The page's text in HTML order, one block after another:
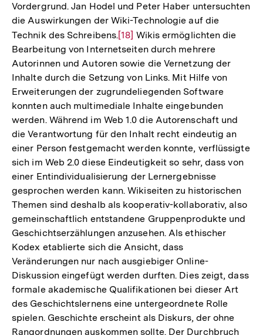
Vordergrund. Jan Hodel und Peter Haber untersuchten
die Auswirkungen der Wiki-Technologie auf die
Technik des Schreibens.Zur
Auflösung
der
Fußnote
[18] Wikis ermöglichten die
Bearbeitung von Internetseiten durch mehrere
Autorinnen und Autoren sowie die Vernetzung der
Inhalte durch die Setzung von Links. Mit Hilfe von
Erweiterungen der zugrundeliegenden Software
konnten auch multimediale Inhalte eingebunden
werden. Während im Web 1.0 die Autorenschaft und
die Verantwortung für den Inhalt recht eindeutig an
einer Person festgemacht werden konnte, verflüssigte
sich im Web 2.0 diese Eindeutigkeit so sehr, dass von
einer Entindividualisierung der Lernergebnisse
gesprochen werden kann. Wikiseiten zu historischen
Themen sind deshalb als kooperativ-kollaborativ, also
gemeinschaftlich entstandene Gruppenprodukte und
Geschichtserzählungen anzusehen. Als ethischer
Kodex etablierte sich die Ansicht, dass
Veränderungen nur nach ausgiebiger Online-
Diskussion eingefügt werden durften. Dies zeigt, dass
formale akademische Qualifikationen bei dieser Art
des Geschichtslernens eine untergeordnete Rolle
spielen. Geschichte erscheint als Diskurs, der ohne
Rangordnungen auskommen sollte. Der Durchbruch